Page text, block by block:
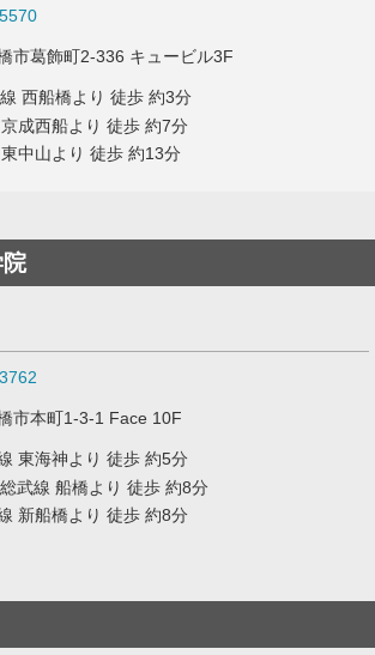
市葛飾町2-336 キュービル3F
西船橋より 徒歩 約3分
成西船より 徒歩 約7分
中山より 徒歩 約13分
市本町1-3-1 Face 10F
東海神より 徒歩 約5分
武線 船橋より 徒歩 約8分
新船橋より 徒歩 約8分